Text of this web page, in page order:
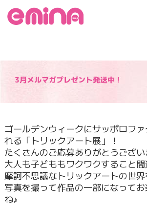
3月メルマガプレゼント発送中！
ゴールデンウィークにサッポロフ
れる「トリックアート展」！
たくさんのご応募ありがとうござい
大人も子どももワクワクすること間
摩訶不思議なトリックアートの世
写真を撮って作品の一部になって
ね♪